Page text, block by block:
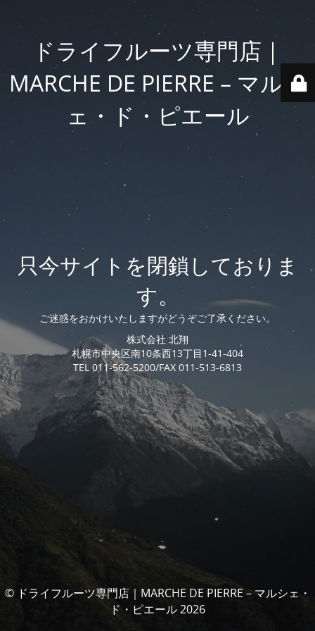
ドライフルーツ専門店｜
MARCHE DE PIERRE – マルシ
ェ・ド・ピエール
只今サイトを閉鎖しておりま
す。
ご迷惑をおかけいたしますがどうぞご了承ください。
株式会社 北翔
札幌市中央区南10条西13丁目1-41-404
TEL 011-562-5200/FAX 011-513-6813
© ドライフルーツ専門店｜MARCHE DE PIERRE – マルシェ・
ド・ピエール 2026